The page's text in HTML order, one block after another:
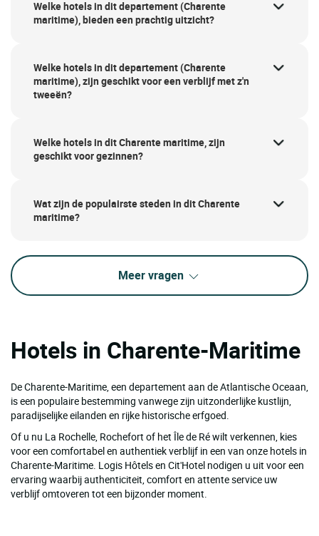
Welke hotels in dit departement (Charente
maritime), bieden een prachtig uitzicht?
Welke hotels in dit departement (Charente
maritime), zijn geschikt voor een verblijf met z'n
tweeën?
Welke hotels in dit Charente maritime, zijn
geschikt voor gezinnen?
Wat zijn de populairste steden in dit Charente
maritime?
Meer vragen
Hotels in Charente-Maritime
De Charente-Maritime, een departement aan de Atlantische Oceaan,
is een populaire bestemming vanwege zijn uitzonderlijke kustlijn,
paradijselijke eilanden en rijke historische erfgoed.
Of u nu La Rochelle, Rochefort of het Île de Ré wilt verkennen, kies
voor een comfortabel en authentiek verblijf in een van onze hotels in
Charente-Maritime. Logis Hôtels en Cit'Hotel nodigen u uit voor een
ervaring waarbij authenticiteit, comfort en attente service uw
verblijf omtoveren tot een bijzonder moment.